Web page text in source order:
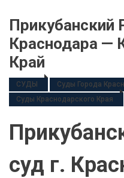
Прикубанский
Краснодара —
Край
СУДЫ
Суды Города
Суды Краснодарского Края
суд г.